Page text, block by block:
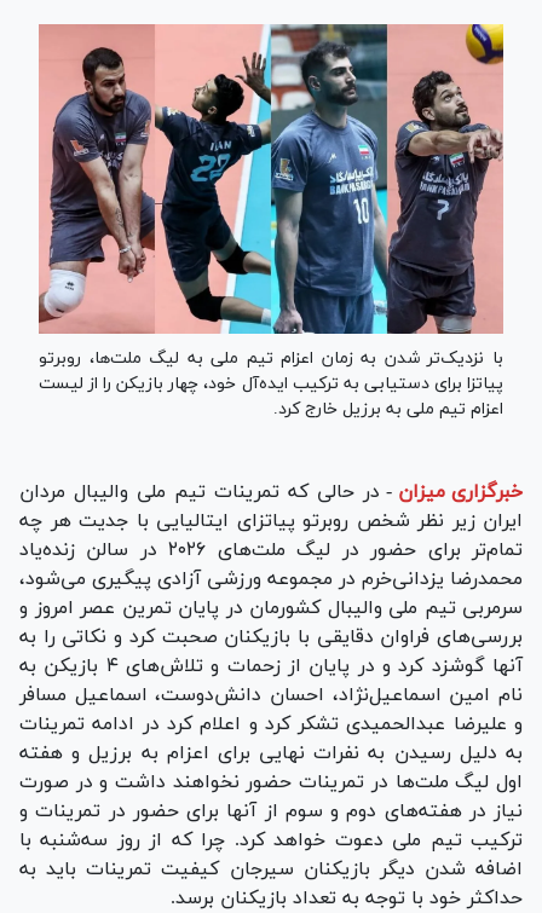
با نزدیک‌تر شدن به زمان اعزام تیم ملی به لیگ ملت‌ها، روبرتو
پیاتزا برای دستیابی به ترکیب ایده‌آل خود، چهار بازیکن را از لیست
اعزام تیم ملی به برزیل خارج کرد.
خبرگزاری میزان - در حالی که تمرینات تیم ملی والیبال مردان
ایران زیر نظر شخص روبرتو پیاتزای ایتالیایی با جدیت هر چه
تمام‌تر برای حضور در لیگ ملت‌های ۲۰۲۶ در سالن زنده‌یاد
محمدرضا یزدانی‌خرم در مجموعه ورزشی آزادی پیگیری می‌شود،
سرمربی تیم ملی والیبال کشورمان در پایان تمرین عصر امروز و
بررسی‌های فراوان دقایقی با بازیکنان صحبت کرد و نکاتی را به
آنها گوشزد کرد و در پایان از زحمات و تلاش‌های ۴ بازیکن به
نام امین اسماعیل‌نژاد، احسان دانش‌دوست، اسماعیل مسافر
و علیرضا عبدالحمیدی تشکر کرد و اعلام کرد در ادامه تمرینات
به دلیل رسیدن به نفرات نهایی برای اعزام به برزیل و هفته
اول لیگ ملت‌ها در تمرینات حضور نخواهند داشت و در صورت
نیاز در هفته‌های دوم و سوم از آنها برای حضور در تمرینات و
ترکیب تیم ملی دعوت خواهد کرد. چرا که از روز سه‌شنبه با
اضافه شدن دیگر بازیکنان سیرجان کیفیت تمرینات باید به
حداکثر خود با توجه به تعداد بازیکنان برسد.